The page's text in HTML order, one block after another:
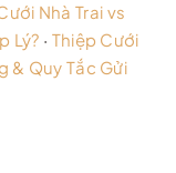
Nhà Trai vs
Lý? · Thiệp Cưới
& Quy Tắc Gửi